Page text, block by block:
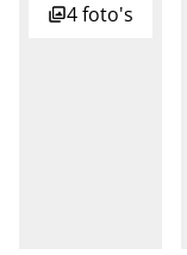
4 foto's